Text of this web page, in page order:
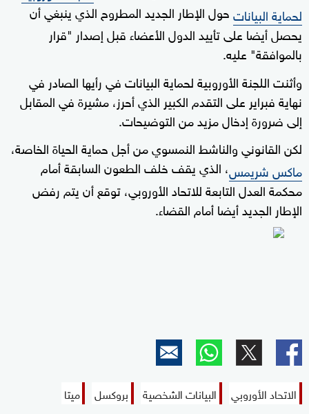
لحماية البياناتحول الإطار الجديد المطروح الذي ينبغي أن
يحصل أيضا على تأييد الدول الأعضاء قبل إصدار "قرار
بالموافقة" عليه.
وأثنت اللجنة الأوروبية لحماية البيانات في رأيها الصادر في
نهاية فبراير على التقدم الكبير الذي أحرز، مشيرة في المقابل
إلى ضرورة إدخال مزيد من التوضيحات.
لكن القانوني والناشط النمسوي من أجل حماية الحياة الخاصة،
ماكس شريمس، الذي يقف خلف الطعون السابقة أمام
محكمة العدل التابعة للاتحاد الأوروبي، توقع أن يتم رفض
الإطار الجديد أيضا أمام القضاء.
الاتحاد الأوروبي البيانات الشخصية بروكسل ميتا